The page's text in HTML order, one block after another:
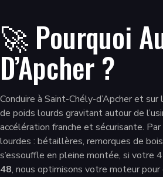
🚀 Pourquoi
D’Apcher ?
Conduire à Saint-Chély-d’Apcher et
de poids lourds gravitant autour de
accélération franche et sécurisante.
lourdes : bétaillères, remorques de
s’essouffle en pleine montée, si votre
48, nous optimisons votre moteur